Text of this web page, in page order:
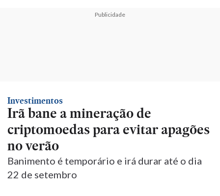
Publicidade
Investimentos
Irã bane a mineração de
criptomoedas para evitar apagões
no verão
Banimento é temporário e irá durar até o dia
22 de setembro